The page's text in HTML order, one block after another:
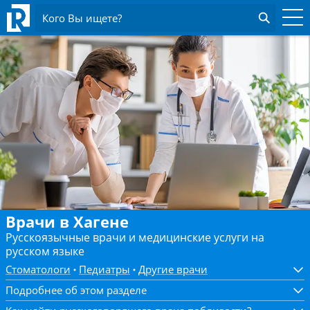
Кого Вы ищете?
Врачи в Хагене
Русскоязычные врачи и медицинские услуги на
русском языке
Стоматологи Педиатры
Другие врачи
Подробнее об этом разделе